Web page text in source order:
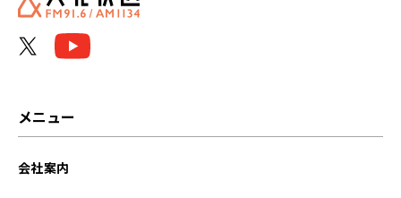
メニュー
会社案内